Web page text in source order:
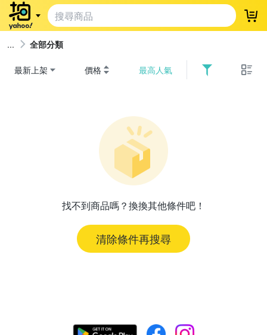
登
全部分類
最新上架 價格 最高人氣
找不到商品嗎？換換其他條件吧！
清除條件再搜尋